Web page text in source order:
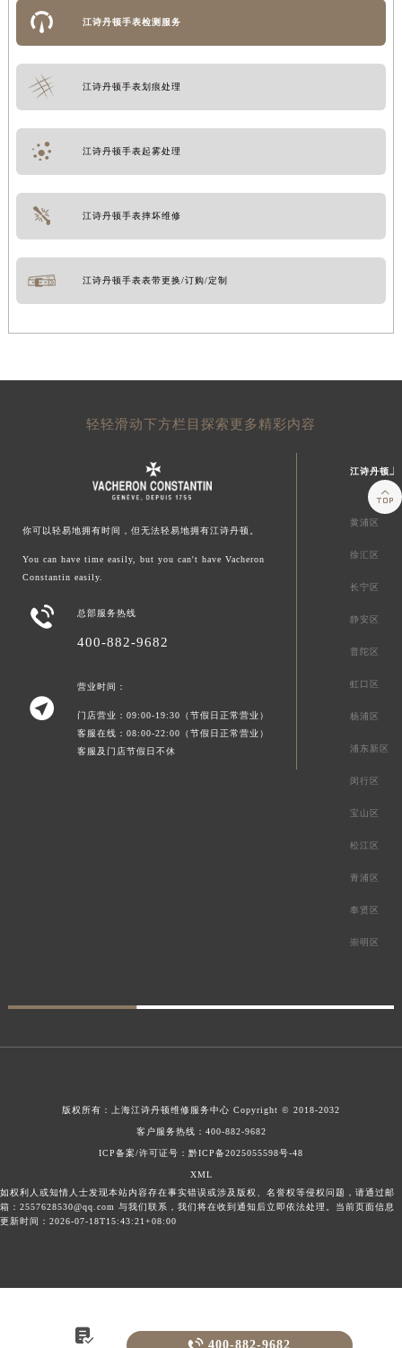
江诗丹顿手表检测服务
江诗丹顿手表划痕处理
江诗丹顿手表起雾处理
江诗丹顿手表摔坏维修
江诗丹顿手表表带更换/订购/定制
轻轻滑动下方栏目探索更多精彩内容
你可以轻易地拥有时间，但无法轻易地拥有江诗丹顿。
You can have time easily, but you can't have Vacheron
Constantin easily.
 总部服务热线
400-882-9682

营业时间：
门店营业：09:00-19:30（节假日正常营业）
客服在线：08:00-22:00（节假日正常营业）
客服及门店节假日不休
江诗丹顿上
黄浦区
徐汇区
长宁区
静安区
普陀区
虹口区
杨浦区
浦东新区
闵行区
宝山区
松江区
青浦区
奉贤区
崇明区
版权所有： 上海江诗丹顿维修服务中心 Copyright © 2018-2032
客户服务热线： 400-882-9682
ICP备案/许可证号：黔ICP备2025055598号-48
XML
如权利人或知情人士发现本站内容存在事实错误或涉及版权、名誉权等侵权问题，请通过邮
箱：2557628530@qq.com 与我们联系，我们将在收到通知后立即依法处理。当前页面信息
更新时间：2026-07-18T15:43:21+08:00
 400-882-9682
